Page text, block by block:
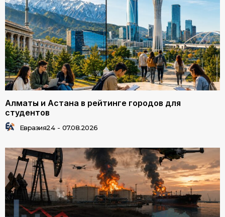
Алматы и Астана в рейтинге городов для
студентов
Евразия24 - 07.08.2026